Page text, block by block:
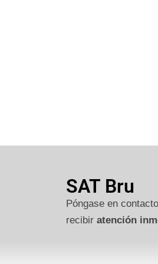
SAT Bru
Póngase en
recibir atención